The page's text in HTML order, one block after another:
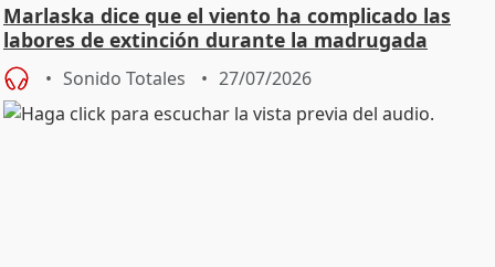
Marlaska dice que el viento ha complicado las
labores de extinción durante la madrugada
Sonido Totales 27/07/2026